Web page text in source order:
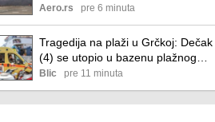
prelet preko Atlantika
Aero.rs pre 6 minuta
Tragedija na plaži u Grčkoj: Dečak
(4) se utopio u bazenu plažnog
bara: Roditelji odmah privedeni,
uhapšen i vlasnik koji je radio i kao
spasilac
Blic pre 11 minuta